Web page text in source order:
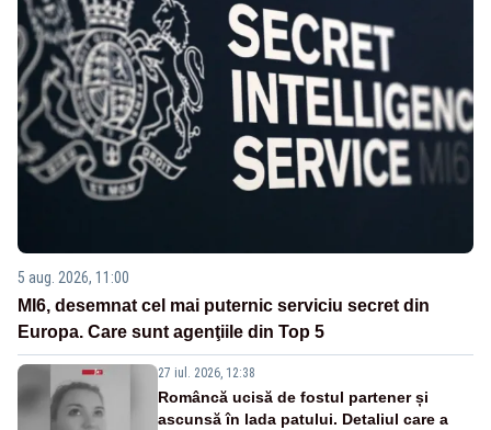
5 aug. 2026, 11:00
MI6, desemnat cel mai puternic serviciu secret din
Europa. Care sunt agenţiile din Top 5
27 iul. 2026, 12:38
Româncă ucisă de fostul partener și
ascunsă în lada patului. Detaliul care a